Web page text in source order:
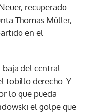
recuperado
Thomas Müller,
en el
baja del central
tobillo derecho. Y
lo que pueda
el golpe que